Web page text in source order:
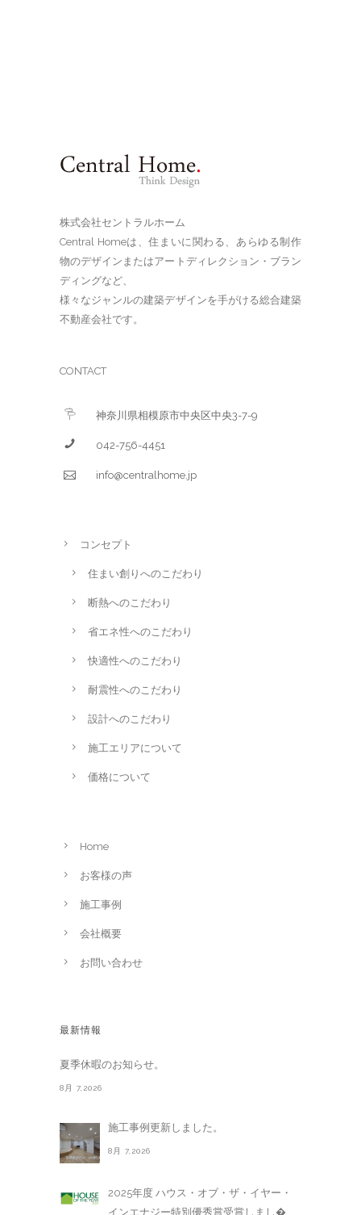
株式会社セントラルホーム
Central Homeは、住まいに関わる、あらゆる制作
物のデザインまたはアートディレクション・ブラン
ディングなど、
様々なジャンルの建築デザインを手がける総合建築
不動産会社です。
CONTACT
神奈川県相模原市中央区中央3-7-9
042-756-4451
info@centralhome.jp
コンセプト
住まい創りへのこだわり
断熱へのこだわり
省エネ性へのこだわり
快適性へのこだわり
耐震性へのこだわり
設計へのこだわり
施工エリアについて
価格について
Home
お客様の声
施工事例
会社概要
お問い合わせ
最新情報
夏季休暇のお知らせ。
8月 7,2026
施工事例更新しました。
8月 7,2026
2025年度 ハウス・オブ・ザ・イヤー・
インエナジー特別優秀賞受賞しまし�. . .